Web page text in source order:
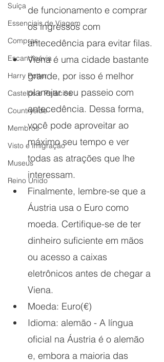
Suíça
Essenciais de Viagem
Compras
Escandinávia
Harry Potter
Castelos e Palácios
Countryside
Membros
Visto e Imigração
Museus
Reino Unido
de funcionamento e comprar
os ingressos com
antecedência para evitar filas.
Viena é uma cidade bastante
grande, por isso é melhor
planejar seu passeio com
antecedência. Dessa forma,
você pode aproveitar ao
máximo seu tempo e ver
todas as atrações que lhe
interessam.
Finalmente, lembre-se que a
Áustria usa o Euro como
moeda. Certifique-se de ter
dinheiro suficiente em mãos
ou acesso a caixas
eletrônicos antes de chegar a
Viena.
Moeda: Euro(€)
Idioma: alemão - A língua
oficial na Áustria é o alemão
e, embora a maioria das